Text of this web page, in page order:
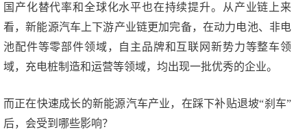
国产化替代率和全球化水平也在持续提升。从产业链上来
看，新能源汽车上下游产业链更加完备，在动力电池、非电
池配件等零部件领域，自主品牌和互联网新势力等整车领
域，充电桩制造和运营等领域，均出现一批优秀的企业。
而正在快速成长的新能源汽车产业，在踩下补贴退坡“刹车”
后，会受到哪些影响？